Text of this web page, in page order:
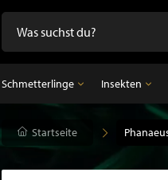
Schmetterlinge
Schmetterlinge
Präparierte Schmetterlinge im
Schmetterlinge im Glasglocke
Insekten
Insekten
Startseite